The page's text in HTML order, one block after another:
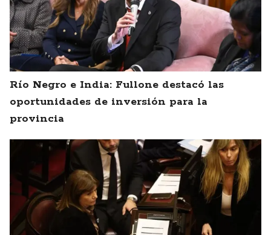
Río Negro e India: Fullone destacó las
oportunidades de inversión para la
provincia